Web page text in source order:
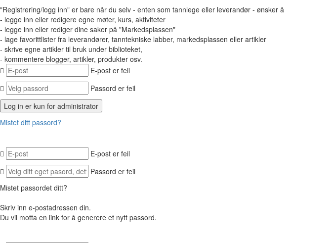
"Registrering/logg inn" er bare når du selv - enten som tannlege eller leverandør - ønsker å
- legge inn eller redigere egne møter, kurs, aktiviteter
- legge inn eller rediger dine saker på "Markedsplassen"
- lage favorittlister fra leverandører, tanntekniske labber, markedsplassen eller artikler
- skrive egne artikler til bruk under biblioteket,
- kommentere blogger, artikler, produkter osv.
E-post er feil
Passord er feil
Mistet ditt passord?
E-post er feil
Passord er feil
Mistet passordet ditt?
Skriv inn e-postadressen din.
Du vil motta en link for å generere et nytt passord.